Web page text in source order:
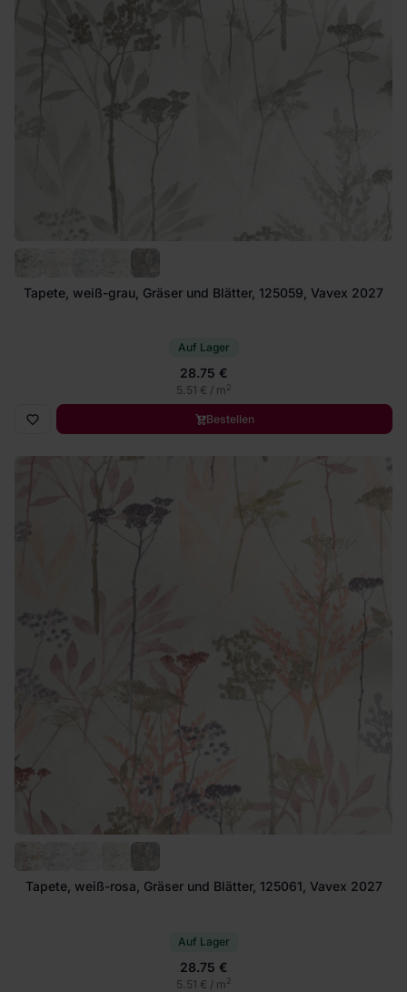
Tapete, weiß-grau, Gräser und Blätter, 125059, Vavex 2027
Auf Lager
28.75 €
5.51 € / m2
Bestellen
Tapete, weiß-rosa, Gräser und Blätter, 125061, Vavex 2027
Auf Lager
28.75 €
5.51 € / m2